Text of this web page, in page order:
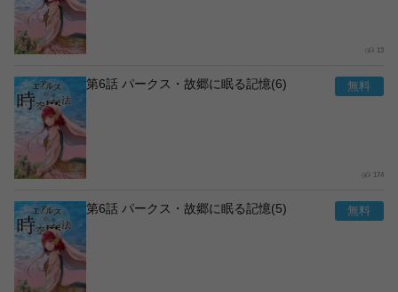
13
第6話 パークス・故郷に眠る記憶(6)
174
第6話 パークス・故郷に眠る記憶(5)